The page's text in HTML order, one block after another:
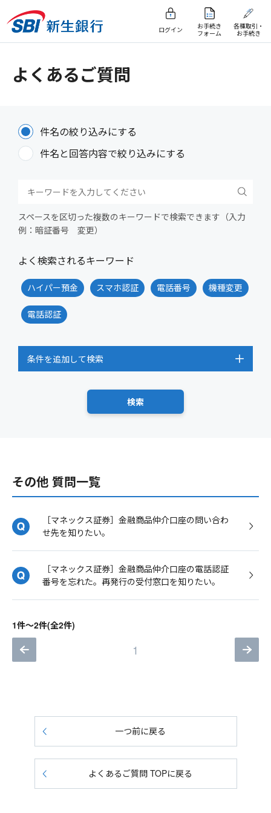
ログイン
お手続き
フォーム
各種取引・
お手続き
よくあるご質問
件名の絞り込みにする
件名と回答内容で絞り込みにする
スペースを区切った複数のキーワードで検索できます（入力
例：暗証番号 変更）
よく検索されるキーワード
ハイパー預金 スマホ認証 電話番号 機種変更
電話認証
条件を追加して検索
その他 質問一覧
［マネックス証券］金融商品仲介口座の問い合わ
せ先を知りたい。
［マネックス証券］金融商品仲介口座の電話認証
番号を忘れた。再発行の受付窓口を知りたい。
1件～2件(全2件)
1
一つ前に戻る
よくあるご質問 TOPに戻る